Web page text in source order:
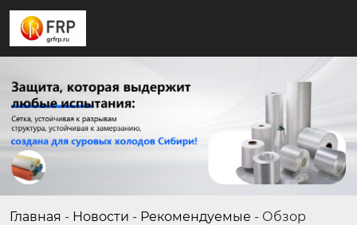
Главная - Новости - Рекомендуемые - Обзор